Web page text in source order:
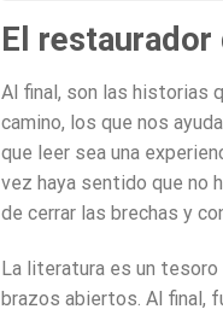
El
Al final, son las historias
camino, los que nos
que leer sea una
vez haya sentido que no
de cerrar las brechas y
La literatura es un
brazos abiertos. Al final,